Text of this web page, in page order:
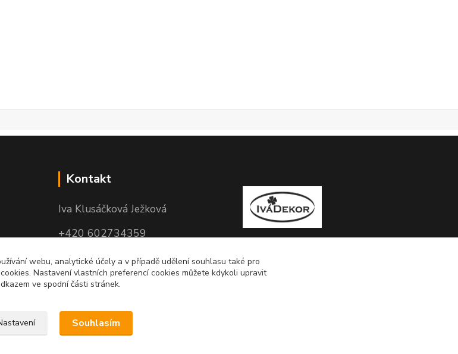
Kontakt
Iva Klusáčková Ježková
+420 602734359
(po-pá 10.00-17.00hod)
iva@ivadekor.cz
webu, analytické účely a v případě udělení souhlasu také pro
Nastavení vlastních preferencí cookies můžete kdykoli upravit
ve spodní části stránek.
Souhlasím